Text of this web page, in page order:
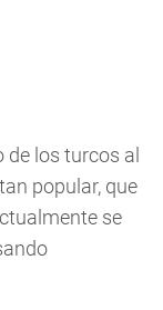
los turcos al
popular, que
se